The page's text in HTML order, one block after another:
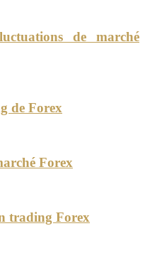
de marché
de Forex
Forex
trading Forex